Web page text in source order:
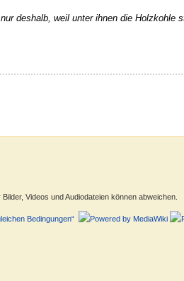
nur deshalb, weil unter ihnen die Holzkohle
Videos und Audiodateien können abweichen.